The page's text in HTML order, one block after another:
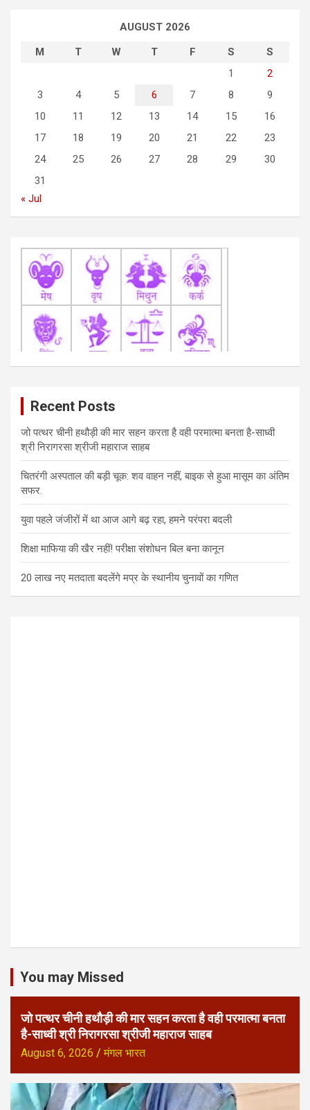
AUGUST 2026
M
T W T F S
S
1
2
3
4 5 6 7 8
9
10
11 12 13 14 15
16
17
18 19 20 21 22
23
24
25 26 27 28 29
30
31
« Jul
Recent Posts
जो पत्थर चीनी हथौड़ी की मार सहन करता है वही परमात्मा बनता है-साध्वी
श्री निरागरसा श्रीजी महाराज साहब
चितरंगी अस्पताल की बड़ी चूक: शव वाहन नहीं, बाइक से हुआ मासूम का अंतिम
सफर.
युवा पहले जंजीरों में था आज आगे बढ़ रहा, हमने परंपरा बदली
शिक्षा माफिया की खैर नहीं! परीक्षा संशोधन बिल बना कानून
20 लाख नए मतदाता बदलेंगे मप्र के स्थानीय चुनावों का गणित
You may Missed
जो पत्थर चीनी हथौड़ी की मार सहन करता है वही परमात्मा बनता
है-साध्वी श्री निरागरसा श्रीजी महाराज साहब
August 6, 2026 मंगल भारत